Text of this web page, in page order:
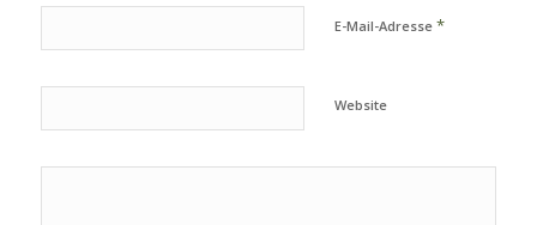
E-Mail-Adresse *
Website